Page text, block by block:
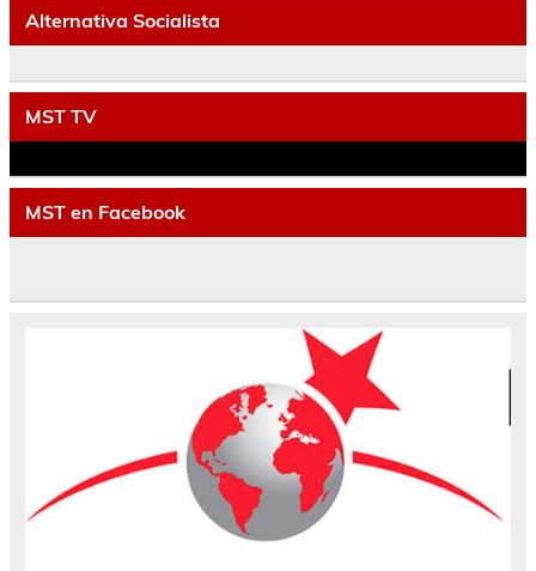
Alternativa Socialista
MST TV
MST en Facebook